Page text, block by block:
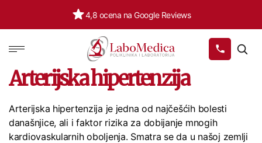
500.000+ pacijenata
Labomedica
Arterijska hipertenzija
Arterijska hipertenzija je jedna od najčešćih bolesti
današnjice, ali i faktor rizika za dobijanje mnogih
kardiovaskularnih oboljenja. Smatra se da u našoj zemlji